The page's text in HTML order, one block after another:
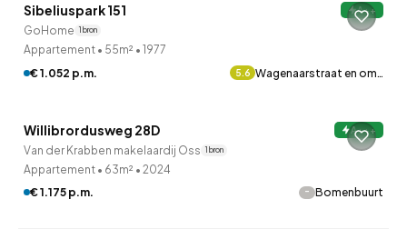
Sibeliuspark 151 A++
GoHome 1 bron
Appartement • 55m² • 1977
€ 1.052 p.m.
5.6 Wagenaarstraat en om…
Willibrordusweg 28D A+++
Van der Krabben makelaardij Oss 1 bron
Appartement • 63m² • 2024
€ 1.175 p.m.
- Bomenbuurt